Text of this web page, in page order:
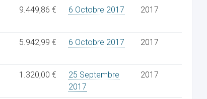
9.449,86 € 6 Octobre 2017 2017
5.942,99 € 6 Octobre 2017 2017
1.320,00 €
25 Septembre
2017
2017